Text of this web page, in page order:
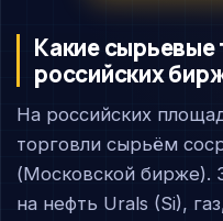
Какие
российских
На российских
торговли сырьём
(Московской бирже).
на нефть Urals (Si),